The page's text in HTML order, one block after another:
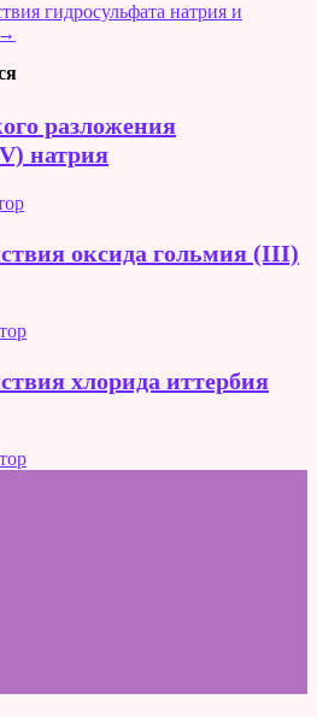
гидросульфата натрия и
→
разложения
натрия
оксида гольмия (III)
хлорида иттербия